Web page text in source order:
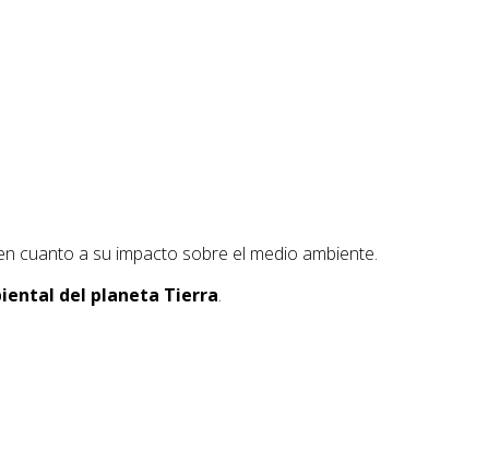
cuanto a su impacto sobre el medio ambiente.
del planeta Tierra.